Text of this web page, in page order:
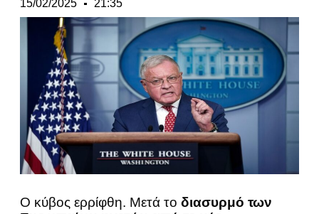
15/02/2025 21:35
Ο κύβος ερρίφθη. Μετά το διασυρμό των